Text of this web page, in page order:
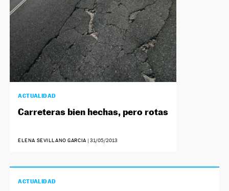
ACTUALIDAD
Carreteras bien hechas, pero rotas
ELENA SEVILLANO GARCIA | 31/05/2013
ACTUALIDAD